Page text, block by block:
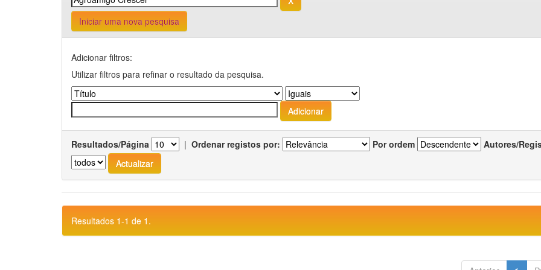
Iniciar uma nova pesquisa
Adicionar filtros:
Utilizar filtros para refinar o resultado da pesquisa.
Resultados/Página | Ordenar registos por: Por ordem Autores/
Resultados 1-1 de 1.